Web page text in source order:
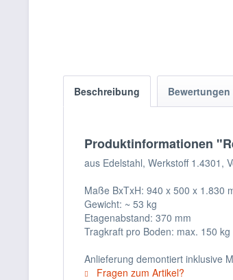
Beschreibung Bewertungen
Produktinformationen
aus Edelstahl, Werkstoff 1.4301,
Maße BxTxH: 940 x 500 x 1.830
Gewicht: ~ 53 kg
Etagenabstand: 370 mm
Tragkraft pro Boden: max. 150 kg
Anlieferung demontiert inklusive
Fragen zum Artikel?